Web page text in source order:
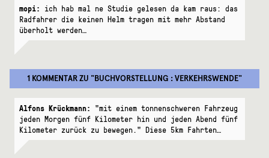
mopi: ich hab mal ne Studie gelesen da kam raus: das
Radfahrer die keinen Helm tragen mit mehr Abstand
überholt werden…
1 KOMMENTARZU "BUCHVORSTELLUNG : VERKEHRSWENDE"
Alfons Krückmann: "mit einem tonnenschweren Fahrzeug
jeden Morgen fünf Kilometer hin und jeden Abend fünf
Kilometer zurück zu bewegen." Diese 5km Fahrten…